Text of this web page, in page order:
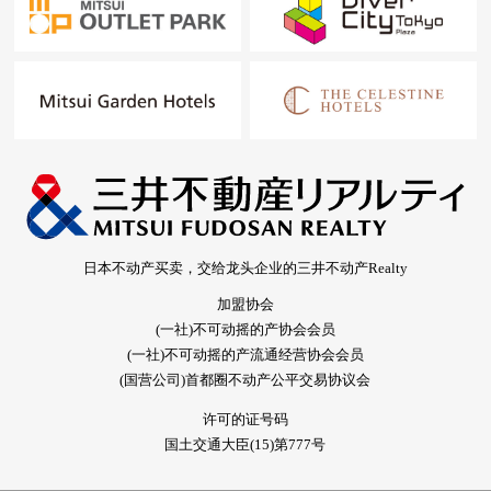
日本不动产买卖，交给龙头企业的三井不动产Realty
加盟协会
(一社)不可动摇的产协会会员
(一社)不可动摇的产流通经营协会会员
(国营公司)首都圈不动产公平交易协议会
许可的证号码
国土交通大臣(15)第777号